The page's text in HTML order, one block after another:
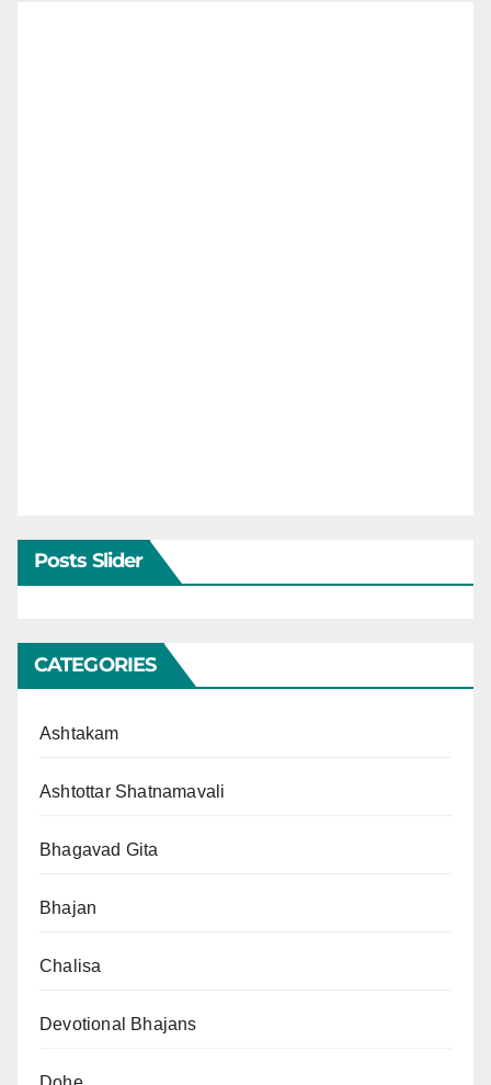
Posts Slider
CATEGORIES
Ashtakam
Ashtottar Shatnamavali
Bhagavad Gita
Bhajan
Chalisa
Devotional Bhajans